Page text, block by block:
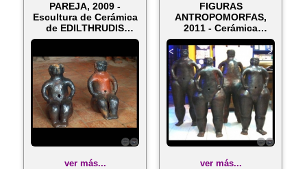
PAREJA, 2009 -
Escultura de Cerámica
de EDILTHRUDIS
NOGUERA
ver más...
FIGURAS
ANTROPOMORFAS,
2011 - Cerámica
modelada y fumigada
de EDI...
ver más...